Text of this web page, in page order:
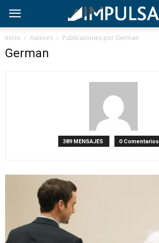
Inicio Autores Publicaciones por German
German
389 MENSAJES 0 Comentarios